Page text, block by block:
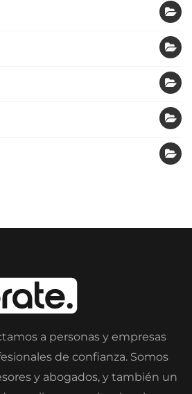
a personas y empresas
de confianza. Somos
y abogados, y también un